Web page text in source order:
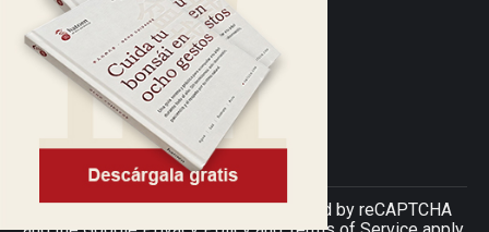
16:00 a 17:30
Horario de verano:Tardes cerrado
Teléfono:
679 77 30 37
Hatoen © 2026 • This site is protected by reCAPTCHA